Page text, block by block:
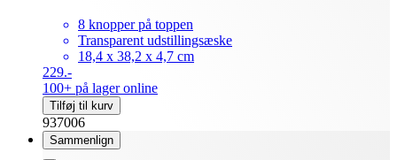
8 knopper på toppen
Transparent udstillingsæske
18,4 x 38,2 x 4,7 cm
229.-
100+ på lager online
Tilføj til kurv
937006
Sammenlign